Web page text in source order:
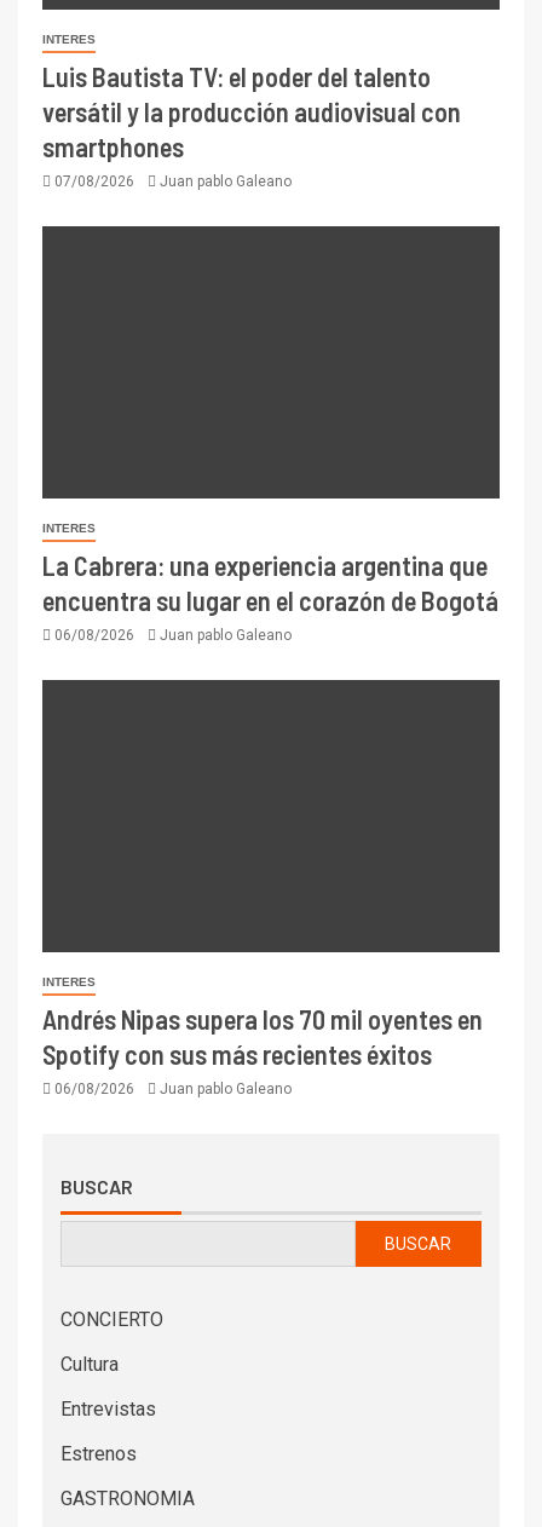
INTERES
Luis Bautista TV: el poder del talento
versátil y la producción audiovisual con
smartphones
07/08/2026 Juan pablo Galeano
INTERES
La Cabrera: una experiencia argentina que
encuentra su lugar en el corazón de Bogotá
06/08/2026 Juan pablo Galeano
INTERES
Andrés Nipas supera los 70 mil oyentes en
Spotify con sus más recientes éxitos
06/08/2026 Juan pablo Galeano
BUSCAR
BUSCAR
CONCIERTO
Cultura
Entrevistas
Estrenos
GASTRONOMIA